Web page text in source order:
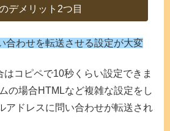
デメリット2つ目
合わせを転送させる設定が大変
コピペで10秒くらい設定できま
の場合HTMLなど複雑な設定をし
アドレスに問い合わせが転送され